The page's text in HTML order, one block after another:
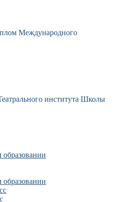
Международного
института Школы